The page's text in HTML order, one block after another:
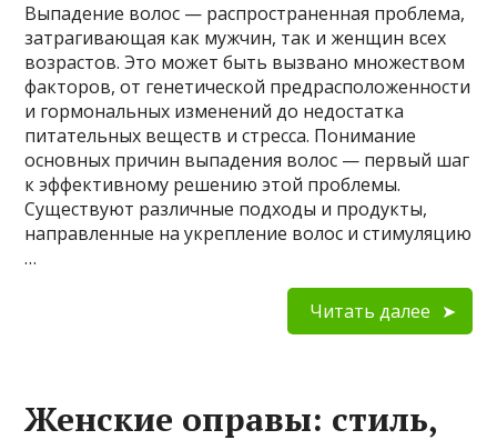
Выпадение волос — распространенная проблема,
затрагивающая как мужчин, так и женщин всех
возрастов. Это может быть вызвано множеством
факторов, от генетической предрасположенности
и гормональных изменений до недостатка
питательных веществ и стресса. Понимание
основных причин выпадения волос — первый шаг
к эффективному решению этой проблемы.
Существуют различные подходы и продукты,
направленные на укрепление волос и стимуляцию
…
Читать далее
Женские оправы: стиль,